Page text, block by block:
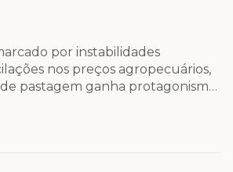
por instabilidades
nos preços agropecuários,
pastagem ganha protagonismo
reduzir custos e mitigar riscos